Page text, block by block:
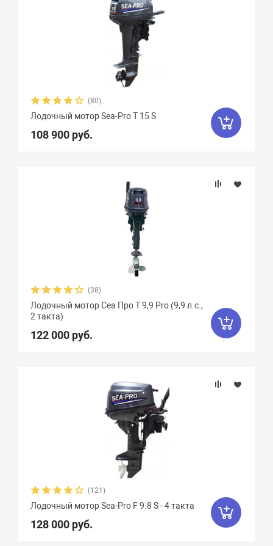
(80)
Лодочный мотор Sea-Pro T 15 S
108 900 руб.
(38)
Лодочный мотор Сеа Про Т 9,9 Pro (9,9 л.с.,
2 такта)
122 000 руб.
(121)
Лодочный мотор Sea-Pro F 9.8 S - 4 такта
128 000 руб.